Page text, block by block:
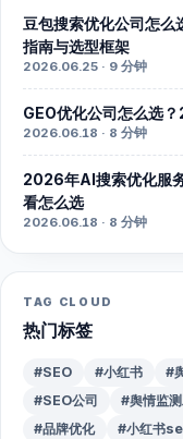
豆包搜索优化公司怎
指南与选型框架
2026.06.25 · 9 分钟
GEO优化公司怎么选
2026.06.18 · 8 分钟
2026年AI搜索优化服
看怎么选
2026.06.18 · 8 分钟
TAG CLOUD
热门标签
#SEO #小红书 #
#SEO公司
#舆情监
#品牌优化
#小红书